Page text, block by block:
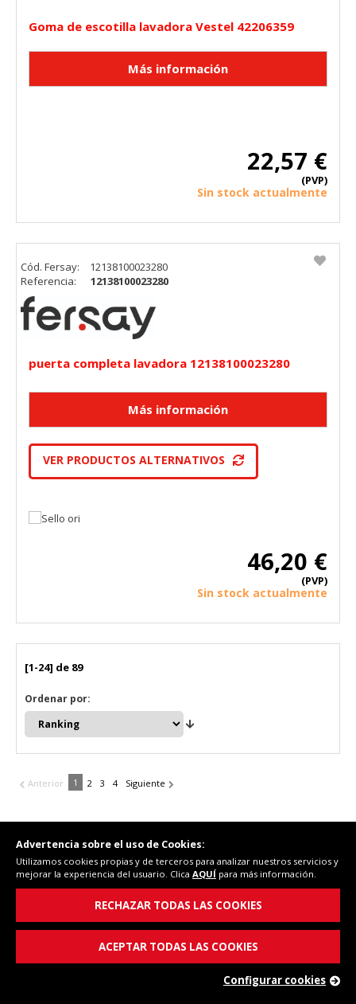
Goma de escotilla lavadora Vestel 42206359
22,57 €
(PVP)
Sin stock actualmente
puerta completa lavadora 12138100023280
VER PRODUCTOS ALTERNATIVOS
46,20 €
(PVP)
Sin stock actualmente
Cód. Fersay:
12138100023280
Referencia:
12138100023280
[1-24] de 89
Ordenar por:
Anterior 1 2 3 4 Siguiente
Pago seguro
Tus pagos a salvo
Advertencia sobre el uso de Cookies:
Utilizamos cookies propias y de terceros para analizar nuestros servicios y
mejorar la experiencia del usuario. Clica AQUÍ para más información.
RECHAZAR TODAS LAS COOKIES
ACEPTAR TODAS LAS COOKIES
Configurar cookies